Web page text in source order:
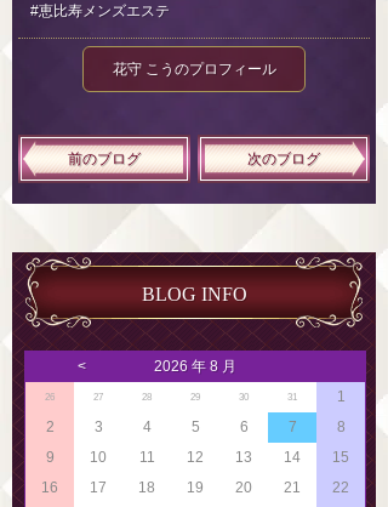
#恵比寿メンズエステ
花守 こうのプロフィール
前のブログ 次のブログ
BLOG INFO
< 2026 年 8 月
26 27 28 29 30 31
1
2
3 4 5 6 7
8
9
10 11 12 13 14
15
16
17 18 19 20 21
22